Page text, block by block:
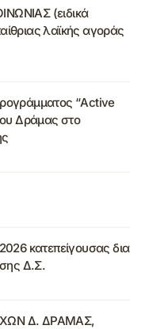
(ειδικά
λαϊκής αγοράς
“Active
Δράμας στο
κατεπείγουσας δια
Δ.Σ.
Δ. ΔΡΑΜΑΣ,